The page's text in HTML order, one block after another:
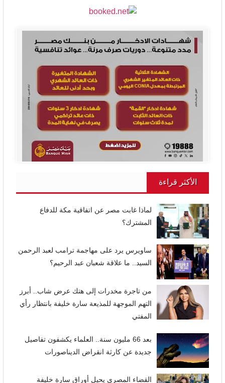
الأكثر قراءة
لماذا غابت مصر عن اتفاقية مكة للدفاع
المشترك؟
ساويرس يرد على مهاجمة ترامب لعبد الرحمن
السيد.. ما علاقة شعبان عبد الرحيم؟
من تاجرة مخدرات إلى هتك عرض شاب.. أبرز
التهم الموجهة للمذيعة سارة خليفة بانتظار رأي
المفتي
بعد 66 مليون سنة.. العلماء يكشفون تفاصيل
جديدة عن كارثة انقراض الديناصورات
القضاء المصري يحيل أوراق سارة خليفة